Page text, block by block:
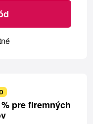
pre firemných